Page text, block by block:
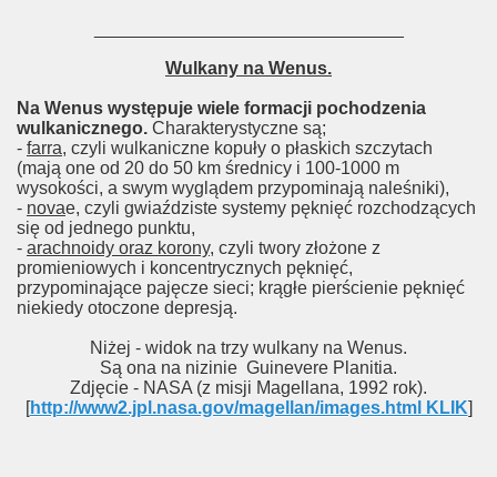
Wulkany na Wenus.
Na Wenus występuje wiele formacji pochodzenia
wulkanicznego. Charakterystyczne są;
- farra, czyli wulkaniczne kopuły o płaskich szczytach
(mają one od 20 do 50 km średnicy i 100-1000 m
wysokości, a swym wyglądem przypominają naleśniki),
- novae, czyli gwiaździste systemy pęknięć rozchodzących
się od jednego punktu,
- arachnoidy oraz korony, czyli twory złożone z
promieniowych i koncentrycznych pęknięć,
przypominające pajęcze sieci; krągłe pierścienie pęknięć
niekiedy otoczone depresją.
Niżej - widok na trzy wulkany na Wenus.
Są ona na nizinie Guinevere Planitia.
Zdjęcie - NASA (z misji Magellana, 1992 rok).
[http://www2.jpl.nasa.gov/magellan/images.html KLIK]